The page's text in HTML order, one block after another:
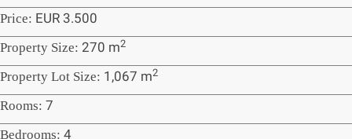
Price: EUR 3.500
Property Size: 270 m2
Property Lot Size: 1,067 m2
Rooms: 7
Bedrooms: 4